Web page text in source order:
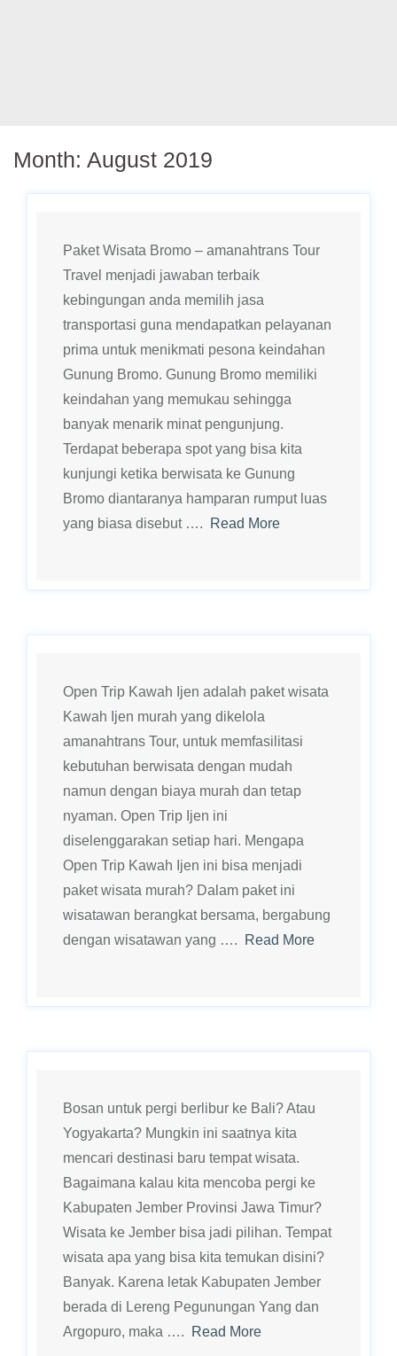
Month: August 2019
Paket Wisata Bromo – amanahtrans Tour
Travel menjadi jawaban terbaik
kebingungan anda memilih jasa
transportasi guna mendapatkan pelayanan
prima untuk menikmati pesona keindahan
Gunung Bromo. Gunung Bromo memiliki
keindahan yang memukau sehingga
banyak menarik minat pengunjung.
Terdapat beberapa spot yang bisa kita
kunjungi ketika berwisata ke Gunung
Bromo diantaranya hamparan rumput luas
yang biasa disebut ….
Read More
Open Trip Kawah Ijen adalah paket wisata
Kawah Ijen murah yang dikelola
amanahtrans Tour, untuk memfasilitasi
kebutuhan berwisata dengan mudah
namun dengan biaya murah dan tetap
nyaman. Open Trip Ijen ini
diselenggarakan setiap hari. Mengapa
Open Trip Kawah Ijen ini bisa menjadi
paket wisata murah? Dalam paket ini
wisatawan berangkat bersama, bergabung
dengan wisatawan yang ….
Read More
Bosan untuk pergi berlibur ke Bali? Atau
Yogyakarta? Mungkin ini saatnya kita
mencari destinasi baru tempat wisata.
Bagaimana kalau kita mencoba pergi ke
Kabupaten Jember Provinsi Jawa Timur?
Wisata ke Jember bisa jadi pilihan. Tempat
wisata apa yang bisa kita temukan disini?
Banyak. Karena letak Kabupaten Jember
berada di Lereng Pegunungan Yang dan
Argopuro, maka ….
Read More